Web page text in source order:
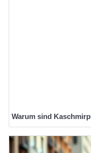
Warum sind